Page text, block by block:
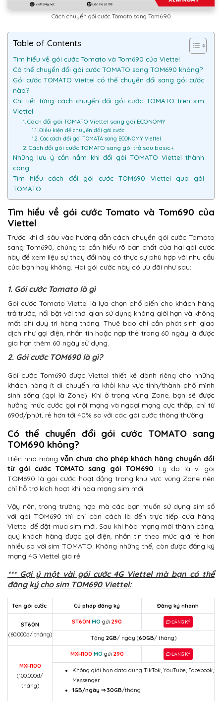
Cách chuyển gói cước Tomato sang Tom690
Table of Contents
Tìm hiểu về gói cước Tomato và Tom690 của Viettel
Có thể chuyển đổi gói cước TOMATO sang TOM690 không?
Gói cước TOMATO Viettel có thể chuyển đổi sang gói cước
nào?
Chi tiết từng cách chuyển đổi gói cước TOMATO trên sim
Viettel
1. Cách đổi gói TOMATO Viettel sang gói ECONOMY
1.1. Điều kiện để chuyển đổi gói cước
1.2. Các cách đổi gói TOMATA sang ECONOMY Viettel
2. Cách đổi gói cước TOMATO sang gói trả sau basic+
Những lưu ý cần nắm khi đổi gói TOMATO Viettel thành
công
Tìm hiểu cách đổi gói cước TOM690 Viettel qua gói
TOMATO
Tìm hiểu về gói cước Tomato và Tom690 của
Viettel
Trước khi đi sâu vào hướng dẫn cách chuyển gói cước Tomato
sang Tom690, chúng ta cần hiểu rõ bản chất của hai gói cước
này để xem liệu sự thay đổi này có thực sự phù hợp với nhu cầu
của bạn hay không. Hai gói cước này có ưu đãi như sau:
1. Gói cước Tomato là gì
Gói cước Tomato Viettel là lựa chọn phổ biến cho khách hàng
trả trước, nổi bật với thời gian sử dụng không giới hạn và không
mất phí duy trì hàng tháng. Thuê bao chỉ cần phát sinh giao
dịch như gọi điện, nhắn tin hoặc nạp thẻ trong 60 ngày là được
gia hạn thêm 60 ngày sử dụng.
2. Gói cước TOM690 là gì?
Gói cước Tom690 được Viettel thiết kế dành riêng cho những
khách hàng ít di chuyển ra khỏi khu vực tỉnh/thành phố mình
sinh sống (gọi là Zone). Khi ở trong vùng Zone, bạn sẽ được
hưởng mức cước gọi nội mạng và ngoại mạng cực thấp, chỉ từ
690đ/phút, rẻ hơn tới 40% so với các gói cước thông thường.
Có thể chuyển đổi gói cước TOMATO sang
TOM690 không?
Hiện nhà mạng vẫn chưa cho phép khách hàng chuyển đổi
từ gói cước TOMATO sang gói TOM690. Lý do là vì gói
TOM690 là gói cước hoạt động trong khu vực vùng Zone nên
chỉ hỗ trợ kích hoạt khi hòa mạng sim mới.
Vậy nên, trong trường hợp mà các bạn muốn sử dụng sim số
với gói TOM690 thì chỉ còn cách là đến trực tiếp cửa hàng
Viettel để đặt mua sim mới. Sau khi hòa mạng mới thành công,
quý khách hàng được gọi điện, nhắn tin theo mức giá rẻ hơn
nhiều so với sim TOMATO. Không những thế, còn được đăng ký
mạng 4G Viettel giá rẻ.
*** Gợi ý một vài gói cước 4G Viettel mà bạn có thể
đăng ký cho sim TOM690 Viettel:
Tên gói cước Cú pháp đăng ký Đăng ký nhanh
ST60N
(60.000đ/ tháng)
ST60N MO gửi 290 ĐĂNG KÝ
Tặng 2GB/ ngày (60GB/ tháng)
MXH100
(100.000đ/
tháng)
MXH100 MO gửi 290 ĐĂNG KÝ
Không giới hạn data dùng TikTok, YouTube, Facebook,
Messenger
1GB/ngày ⇒ 30GB/tháng